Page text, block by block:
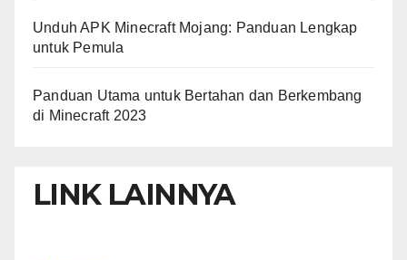
Unduh APK Minecraft Mojang: Panduan Lengkap
untuk Pemula
Panduan Utama untuk Bertahan dan Berkembang
di Minecraft 2023
LINK LAINNYA